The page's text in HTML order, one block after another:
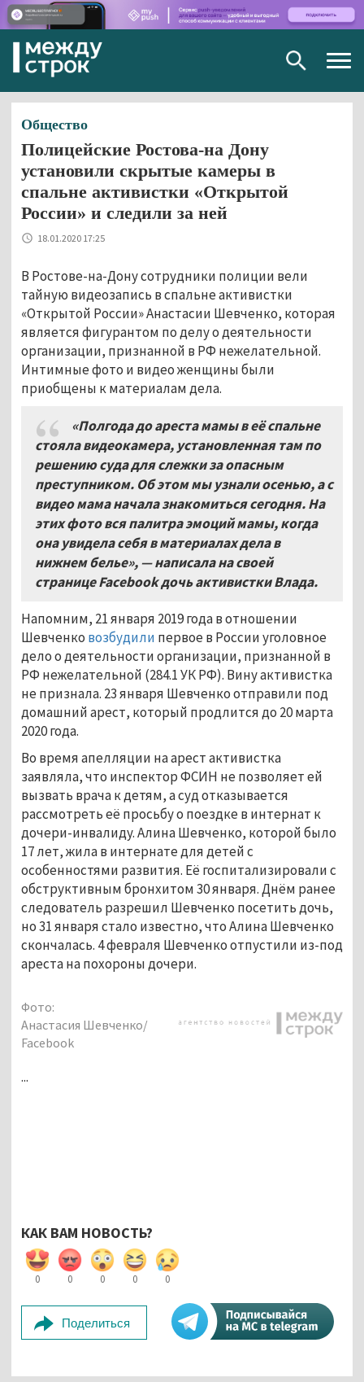
Общество
Полицейские Ростова-на Дону
установили скрытые камеры в
спальне активистки «Открытой
России» и следили за ней
18.01.2020 17:25
В Ростове-на-Дону сотрудники полиции вели
тайную видеозапись в спальне активистки
«Открытой России» Анастасии Шевченко, которая
является фигурантом по делу о деятельности
организации, признанной в РФ нежелательной.
Интимные фото и видео женщины были
приобщены к материалам дела.
«Полгода до ареста мамы в её спальне
стояла видеокамера, установленная там по
решению суда для слежки за опасным
преступником. Об этом мы узнали осенью, а с
видео мама начала знакомиться сегодня. На
этих фото вся палитра эмоций мамы, когда
она увидела себя в материалах дела в
нижнем белье», — написала на своей
странице Facebook дочь активистки Влада.
Напомним, 21 января 2019 года в отношении
Шевченко возбудили первое в России уголовное
дело о деятельности организации, признанной в
РФ нежелательной (284.1 УК РФ). Вину активистка
не признала. 23 января Шевченко отправили под
домашний арест, который продлится до 20 марта
2020 года.
Во время апелляции на арест активистка
заявляла, что инспектор ФСИН не позволяет ей
вызвать врача к детям, а суд отказывается
рассмотреть её просьбу о поездке в интернат к
дочери-инвалиду. Алина Шевченко, которой было
17 лет, жила в интернате для детей с
особенностями развития. Её госпитализировали с
обструктивным бронхитом 30 января. Днём ранее
следователь разрешил Шевченко посетить дочь,
но 31 января стало известно, что Алина Шевченко
скончалась. 4 февраля Шевченко отпустили из-под
ареста на похороны дочери.
Фото:
Анастасия Шевченко/
Facebook
...
КАК ВАМ НОВОСТЬ?
0 0 0 0 0
Поделиться